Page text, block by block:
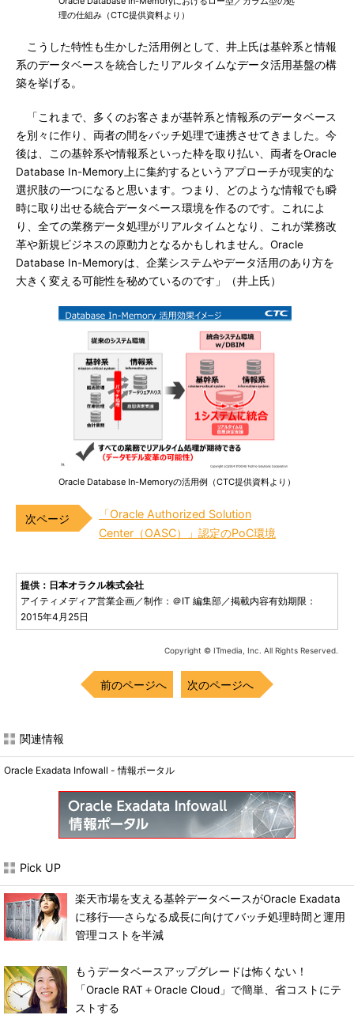
理の仕組み（CTC提供資料より）
こうした特性も生かした活用例として、井上氏は基幹系と情報
系のデータベースを統合したリアルタイムなデータ活用基盤の構
築を挙げる。
「これまで、多くのお客さまが基幹系と情報系のデータベース
を別々に作り、両者の間をバッチ処理で連携させてきました。今
後は、この基幹系や情報系といった枠を取り払い、両者をOracle
Database In-Memory上に集約するというアプローチが現実的な
選択肢の一つになると思います。つまり、どのような情報でも瞬
時に取り出せる統合データベース環境を作るのです。これによ
り、全ての業務データ処理がリアルタイムとなり、これが業務改
革や新規ビジネスの原動力となるかもしれません。Oracle
Database In-Memoryは、企業システムやデータ活用のあり方を
大きく変える可能性を秘めているのです」（井上氏）
Oracle Database In-Memoryの活用例（CTC提供資料より）
「Oracle Authorized Solution
Center（OASC）」認定のPoC環境
提供：日本オラクル株式会社
アイティメディア営業企画／制作：＠IT 編集部／掲載内容有効期限：
2015年4月25日
Copyright © ITmedia, Inc. All Rights Reserved.
前のページへ 次のページへ
関連情報
Oracle Exadata Infowall - 情報ポータル
Pick UP
楽天市場を支える基幹データベースがOracle Exadata
に移行──さらなる成長に向けてバッチ処理時間と運用
管理コストを半減
もうデータベースアップグレードは怖くない！
「Oracle RAT＋Oracle Cloud」で簡単、省コストにテ
ストする